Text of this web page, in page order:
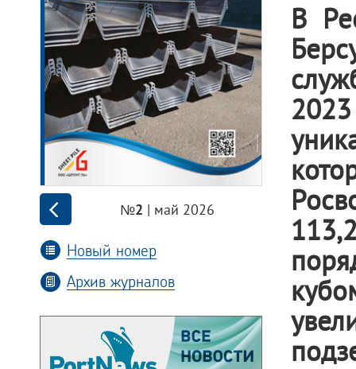
№2 | май 2026
Новый номер
Архив журналов
В